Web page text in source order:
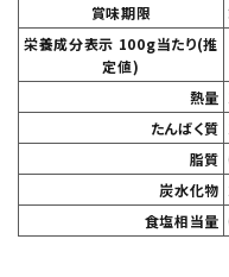
賞味期限
栄養成分表示 100g当たり(推
定値)
熱量
たんばく質
脂質
炭水化物
食塩相当量